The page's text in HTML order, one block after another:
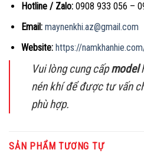
Hotline / Zalo:0908 933 056 –
Email: maynenkhi.az@gmail.com
Website: https://
Vui lòng cung cấpmodel
nén khí để được tư vấn
phù hợp.
SẢN PHẨM TƯƠNG TỰ